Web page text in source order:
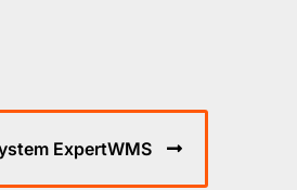
ExpertWMS